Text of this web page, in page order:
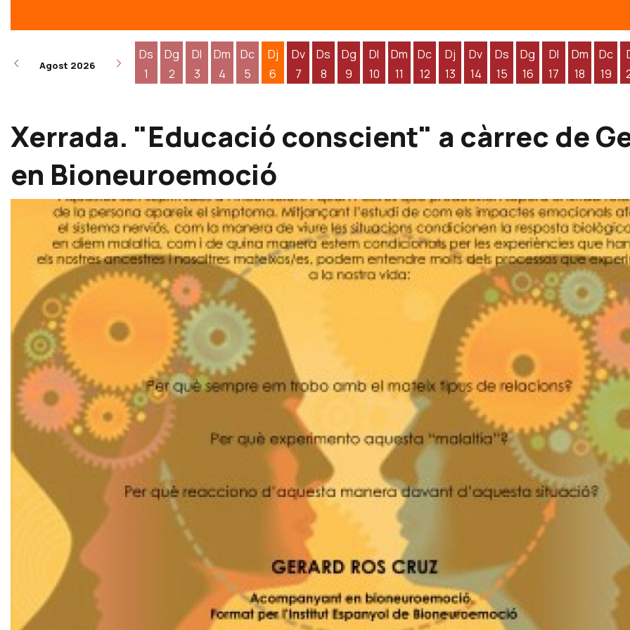
Agost 2026
Ds
1
Dg
2
Dl
3
Dm
4
Dc
5
Dj
6
Dv
7
Ds
8
Dg
9
Dl
10
Dm
11
Dc
12
Dj
13
Dv
14
Ds
15
Dg
16
Dl
17
Dm
18
Dc
19
Xerrada. "Educació conscient" a càrrec de
en Bioneuroemoció